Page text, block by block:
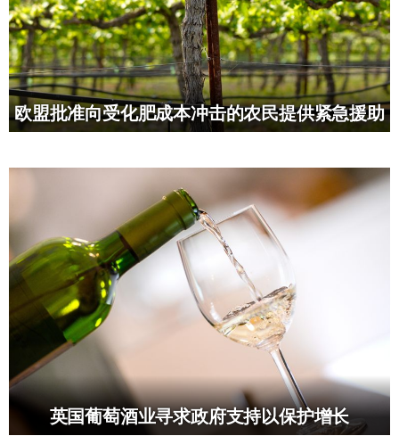
欧盟批准向受化肥成本冲击的农民提供紧急援助
英国葡萄酒业寻求政府支持以保护增长